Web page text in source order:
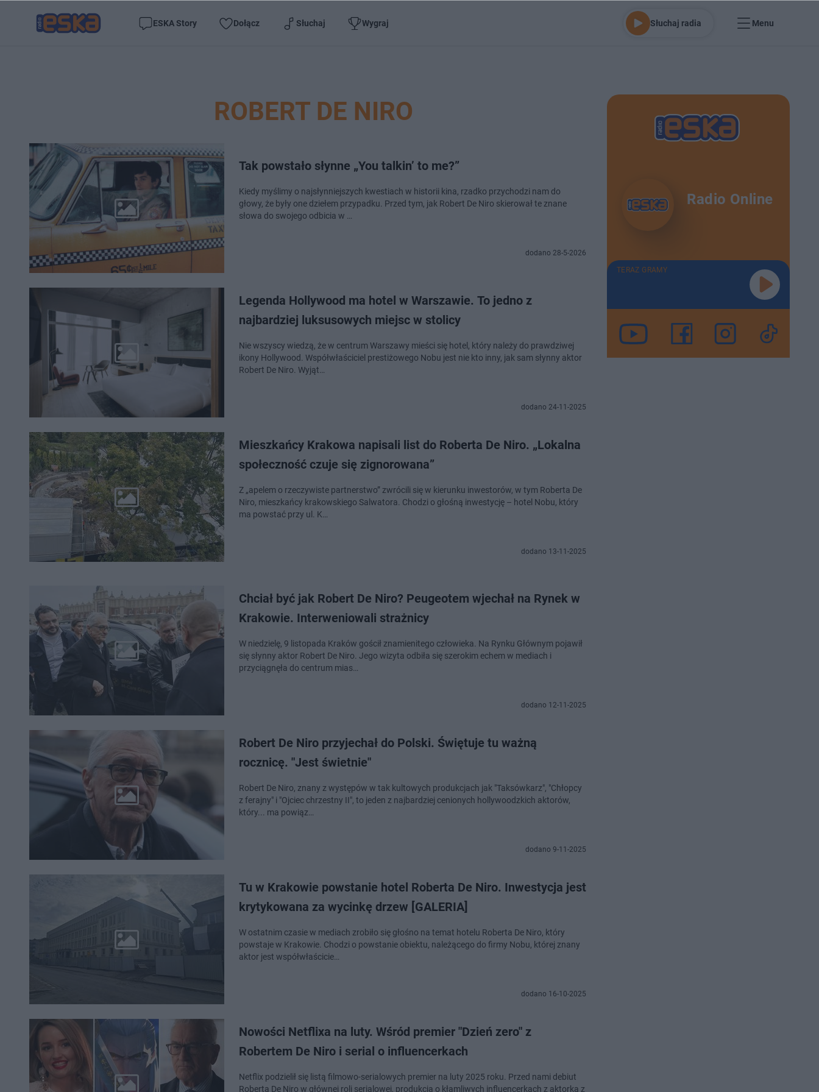
ESKA Story Dołącz Słuchaj Wygraj Słuchaj radia Menu
ROBERT DE NIRO
Tak powstało słynne „You talkin’ to me?”
Kiedy myślimy o najsłynniejszych kwestiach w historii kina, rzadko przychodzi nam do
głowy, że były one dziełem przypadku. Przed tym, jak Robert De Niro skierował te znane
słowa do swojego odbicia w …
dodano 28-5-2026
Legenda Hollywood ma hotel w Warszawie. To jedno z
najbardziej luksusowych miejsc w stolicy
Nie wszyscy wiedzą, że w centrum Warszawy mieści się hotel, który należy do prawdziwej
ikony Hollywood. Współwłaściciel prestiżowego Nobu jest nie kto inny, jak sam słynny aktor
Robert De Niro. Wyjąt…
dodano 24-11-2025
Mieszkańcy Krakowa napisali list do Roberta De Niro. „Lokalna
społeczność czuje się zignorowana”
Z „apelem o rzeczywiste partnerstwo” zwrócili się w kierunku inwestorów, w tym Roberta De
Niro, mieszkańcy krakowskiego Salwatora. Chodzi o głośną inwestycję – hotel Nobu, który
ma powstać przy ul. K…
dodano 13-11-2025
Chciał być jak Robert De Niro? Peugeotem wjechał na Rynek w
Krakowie. Interweniowali strażnicy
W niedzielę, 9 listopada Kraków gościł znamienitego człowieka. Na Rynku Głównym pojawił
się słynny aktor Robert De Niro. Jego wizyta odbiła się szerokim echem w mediach i
przyciągnęła do centrum mias…
dodano 12-11-2025
Robert De Niro przyjechał do Polski. Świętuje tu ważną
rocznicę. "Jest świetnie"
Robert De Niro, znany z występów w tak kultowych produkcjach jak "Taksówkarz", "Chłopcy
z ferajny" i "Ojciec chrzestny II", to jeden z najbardziej cenionych hollywoodzkich aktorów,
który... ma powiąz…
dodano 9-11-2025
Tu w Krakowie powstanie hotel Roberta De Niro. Inwestycja jest
krytykowana za wycinkę drzew [GALERIA]
W ostatnim czasie w mediach zrobiło się głośno na temat hotelu Roberta De Niro, który
powstaje w Krakowie. Chodzi o powstanie obiektu, należącego do firmy Nobu, której znany
aktor jest współwłaścicie…
dodano 16-10-2025
Nowości Netflixa na luty. Wśród premier "Dzień zero" z
Robertem De Niro i serial o influencerkach
Netflix podzielił się listą filmowo-serialowych premier na luty 2025 roku. Przed nami debiut
Roberta De Niro w głównej roli serialowej, produkcja o kłamliwych influencerkach z aktorką z
Radio Online
TERAZ GRAMY